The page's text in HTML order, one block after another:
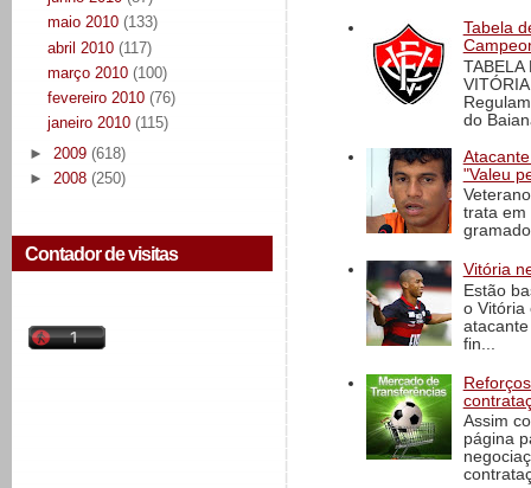
maio 2010 (133)
abril 2010 (117)
março 2010 (100)
fevereiro 2010 (76)
janeiro 2010 (115)
► 2009 (618)
► 2008 (250)
Contador de visitas
Tabela
TABELA
do
"Valeu
trata em
Vitória
Estão
o Vitória
fin...
Assim
página